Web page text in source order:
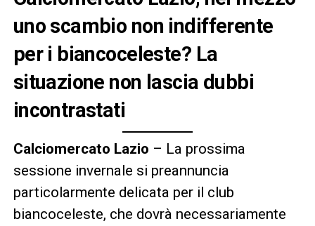
uno scambio non indifferente
per i biancoceleste? La
situazione non lascia dubbi
incontrastati
Calciomercato Lazio – La prossima
sessione invernale si preannuncia
particolarmente delicata per il club
biancoceleste, che dovrà necessariamente